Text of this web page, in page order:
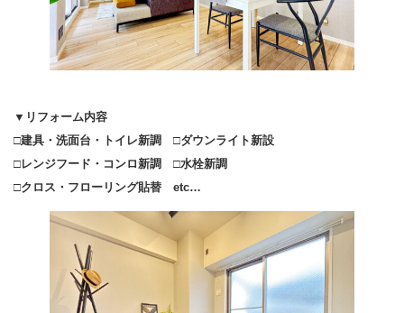
▼リフォーム内容
□建具・洗面台・トイレ新調 □ダウンライト新設
□レンジフード・コンロ新調 □水栓新調
□クロス・フローリング貼替 etc…